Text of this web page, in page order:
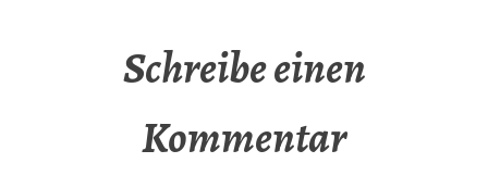
Schreibe einen
Kommentar